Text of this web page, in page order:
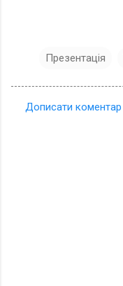
Презентація
Дописати коментар